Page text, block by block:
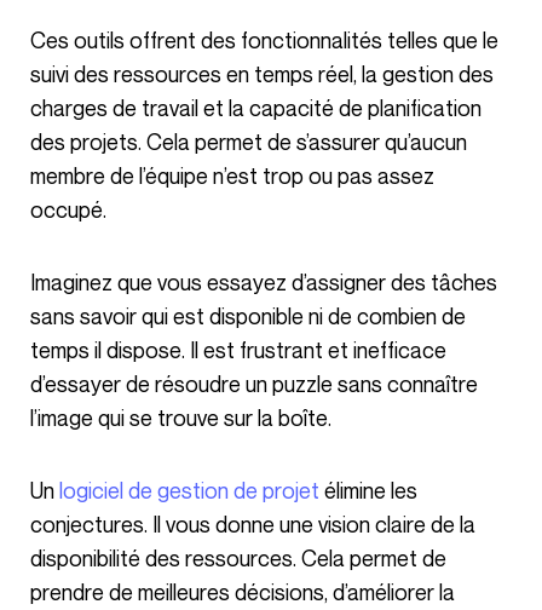
Ces outils offrent des fonctionnalités telles que le
suivi des ressources en temps réel, la gestion des
charges de travail et la capacité de planification
des projets. Cela permet de s’assurer qu’aucun
membre de l’équipe n’est trop ou pas assez
occupé.
Imaginez que vous essayez d’assigner des tâches
sans savoir qui est disponible ni de combien de
temps il dispose. Il est frustrant et inefficace
d’essayer de résoudre un puzzle sans connaître
l’image qui se trouve sur la boîte.
Unlogiciel de gestion de projet élimine les
conjectures. Il vous donne une vision claire de la
disponibilité des ressources. Cela permet de
prendre de meilleures décisions, d’améliorer la